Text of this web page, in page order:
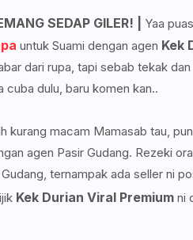
SEDAP GILER! |
Yaa
untuk Suami dengan agen Kek
dari rupa, tapi sebab tekak
cuba dulu, baru komen kan..
kurang macam Mamasab tau,
agen Pasir Gudang. Rezeki
ternampak ada seller ni
Kek Durian Viral Premiumni